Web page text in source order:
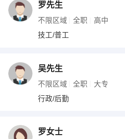
罗先生
不限区域 全职 高中
技工/普工
吴先生
不限区域 全职 大专
行政/后勤
罗女士